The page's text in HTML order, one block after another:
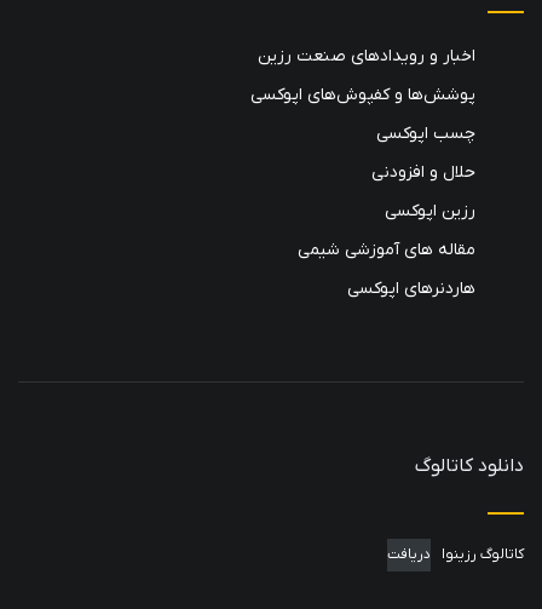
اخبار و رویدادهای صنعت رزین
پوشش‌ها و کفپوش‌های اپوکسی
چسب اپوکسی
حلال و افزودنی
رزین اپوکسی
مقاله های آموزشی شیمی
هاردنرهای اپوکسی
دانلود کاتالوگ
کاتالوگ رزینوا دریافت